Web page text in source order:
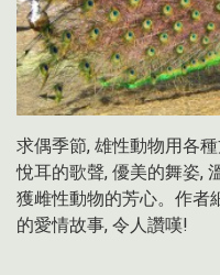
求偶季節, 雄性動物用各
悅耳的歌聲, 優美的舞姿,
獲雌性動物的芳心。作者
的愛情故事, 令人讚嘆!